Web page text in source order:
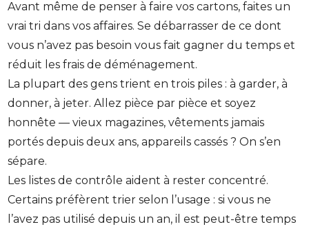
Avant même de penser à faire vos cartons, faites un
vrai tri dans vos affaires. Se débarrasser de ce dont
vous n’avez pas besoin vous fait gagner du temps et
réduit les frais de déménagement.
La plupart des gens trient en trois piles : à garder, à
donner, à jeter. Allez pièce par pièce et soyez
honnête — vieux magazines, vêtements jamais
portés depuis deux ans, appareils cassés ? On s’en
sépare.
Les listes de contrôle aident à rester concentré.
Certains préfèrent trier selon l’usage : si vous ne
l’avez pas utilisé depuis un an, il est peut-être temps